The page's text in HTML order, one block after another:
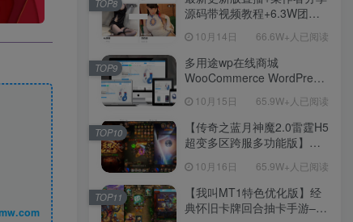
源码带视频教程+6.3W团购
【源码+教程】
10月14日 66.6W+人已阅读
TOP8
多用途wp在线商城
WooCommerce WordPress
10月15日 65.9W+人已阅读
TOP9
【传奇之蓝月神魔2.0雷霆H5
超变多区跨服多功能版】三
理单机一键即玩镜像端-打包
Linux服务端源码-视频架设
教程
10月16日 65.9W+人已阅读
TOP10
【我叫MT1特色优化版】经
典怀旧卡牌回合抽卡手游–打
TOP11